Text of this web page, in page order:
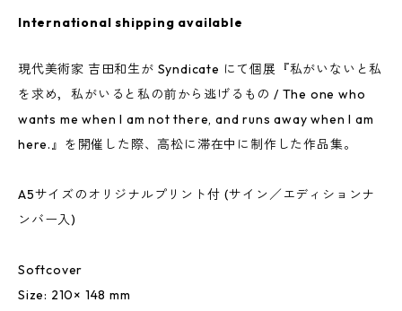
International shipping available
現代美術家 吉田和生が Syndicate にて個展『私がいないと私
を求め，私がいると私の前から逃げるもの / The one who
wants me when I am not there, and runs away when I am
here.』を開催した際、高松に滞在中に制作した作品集。
A5サイズのオリジナルプリント付 (サイン／エディションナ
ンバー入)
Softcover
Size: 210× 148 mm